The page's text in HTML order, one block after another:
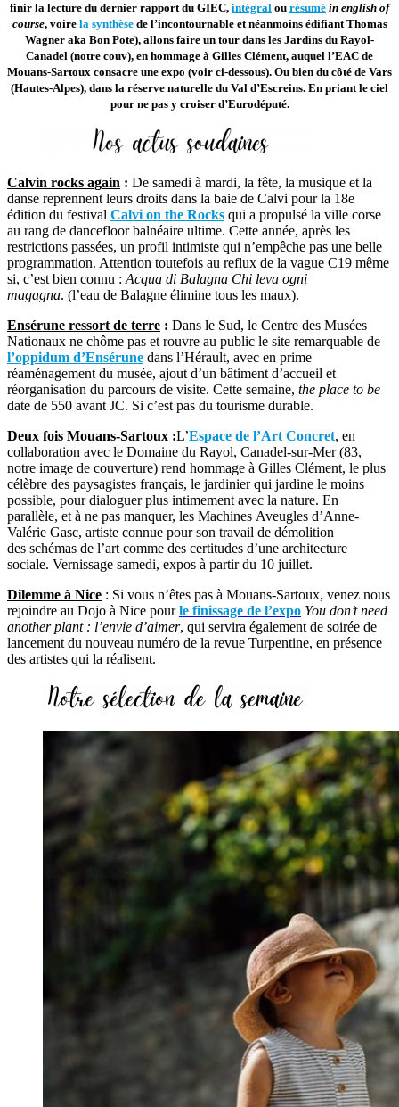
finir la lecture du dernier rapport du GIEC, intégral ou résumé in english of
course, voire la synthèsede l’incontournable et néanmoins édifiant Thomas
Wagner aka Bon Pote), allons faire un tour dans les Jardins du Rayol-
Canadel (notre couv), en hommage à Gilles Clément, auquel l’EAC de
Mouans-Sartoux consacre une expo (voir ci-dessous). Ou bien du côté de Vars
(Hautes-Alpes), dans la réserve naturelle du Val d’Escreins. En priant le ciel
pour ne pas y croiser d’Eurodéputé.
Calvin rocks again : De samedi à mardi, la fête, la musique et la
danse reprennent leurs droits dans la baie de Calvi pour la 18e
édition du festival Calvi on the Rocks qui a propulsé la ville corse
au rang de dancefloor balnéaire ultime. Cette année, après les
restrictions passées, un profil intimiste qui n’empêche pas une belle
programmation. Attention toutefois au reflux de la vague C19 même
si, c’est bien connu : Acqua di Balagna Chi leva ogni
magagna. (l’eau de Balagne élimine tous les maux).
Ensérune ressort de terre : Dans le Sud, le Centre des Musées
Nationaux ne chôme pas et rouvre au public le site remarquable de
l’oppidum d’Ensérune dans l’Hérault, avec en prime
réaménagement du musée, ajout d’un bâtiment d’accueil et
réorganisation du parcours de visite. Cette semaine, the place to be
date de 550 avant JC. Si c’est pas du tourisme durable.
Deux fois Mouans-Sartoux :L’Espace de l’Art Concret, en
collaboration avec le Domaine du Rayol, Canadel-sur-Mer (83,
notre image de couverture) rend hommage à Gilles Clément, le plus
célèbre des paysagistes français, le jardinier qui jardine le moins
possible, pour dialoguer plus intimement avec la nature. En
parallèle, et à ne pas manquer, les Machines Aveugles d’Anne-
Valérie Gasc, artiste connue pour son travail de démolition
des schémas de l’art comme des certitudes d’une architecture
sociale. Vernissage samedi, expos à partir du 10 juillet.
Dilemme à Nice : Si vous n’êtes pas à Mouans-Sartoux, venez nous
rejoindre au Dojo à Nice pourle finissage de l’expo You don’t need
another plant : l’envie d’aimer, qui servira également de soirée de
lancement du nouveau numéro de la revue Turpentine, en présence
des artistes qui la réalisent.